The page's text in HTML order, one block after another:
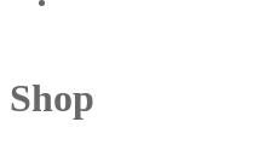
Shop